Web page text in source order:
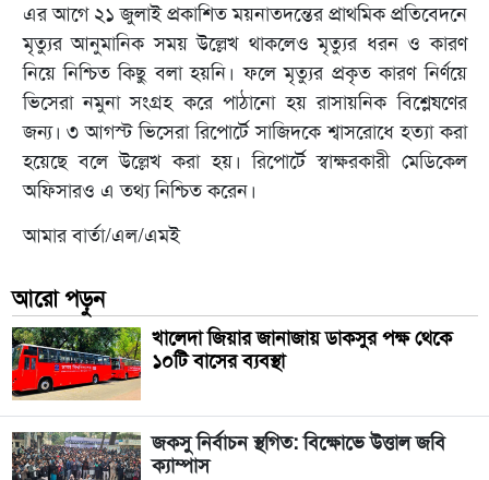
এর আগে ২১ জুলাই প্রকাশিত ময়নাতদন্তের প্রাথমিক প্রতিবেদনে
মৃত্যুর আনুমানিক সময় উল্লেখ থাকলেও মৃত্যুর ধরন ও কারণ
নিয়ে নিশ্চিত কিছু বলা হয়নি। ফলে মৃত্যুর প্রকৃত কারণ নির্ণয়ে
ভিসেরা নমুনা সংগ্রহ করে পাঠানো হয় রাসায়নিক বিশ্লেষণের
জন্য। ৩ আগস্ট ভিসেরা রিপোর্টে সাজিদকে শ্বাসরোধে হত্যা করা
হয়েছে বলে উল্লেখ করা হয়। রিপোর্টে স্বাক্ষরকারী মেডিকেল
অফিসারও এ তথ্য নিশ্চিত করেন।
আমার বার্তা/এল/এমই
আরো পড়ুন
খালেদা জিয়ার জানাজায় ডাকসুর পক্ষ থেকে
১০টি বাসের ব্যবস্থা
জকসু নির্বাচন স্থগিত: বিক্ষোভে উত্তাল জবি
ক্যাম্পাস